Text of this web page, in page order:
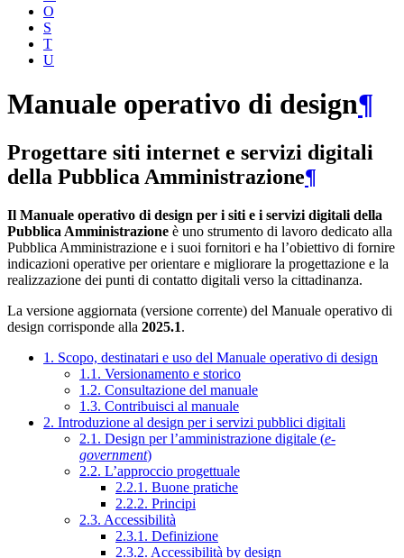
O
S
T
U
Manuale operativo di design¶
Progettare siti internet e servizi digitali
della Pubblica Amministrazione¶
Il Manuale operativo di design per i siti e i servizi digitali della
Pubblica Amministrazione è uno strumento di lavoro dedicato alla
Pubblica Amministrazione e i suoi fornitori e ha l’obiettivo di fornire
indicazioni operative per orientare e migliorare la progettazione e la
realizzazione dei punti di contatto digitali verso la cittadinanza.
La versione aggiornata (versione corrente) del Manuale operativo di
design corrisponde alla 2025.1.
1. Scopo, destinatari e uso del Manuale operativo di design
1.1. Versionamento e storico
1.2. Consultazione del manuale
1.3. Contribuisci al manuale
2. Introduzione al design per i servizi pubblici digitali
2.1. Design per l’amministrazione digitale (e-
government)
2.2. L’approccio progettuale
2.2.1. Buone pratiche
2.2.2. Principi
2.3. Accessibilità
2.3.1. Definizione
2.3.2. Accessibilità by design